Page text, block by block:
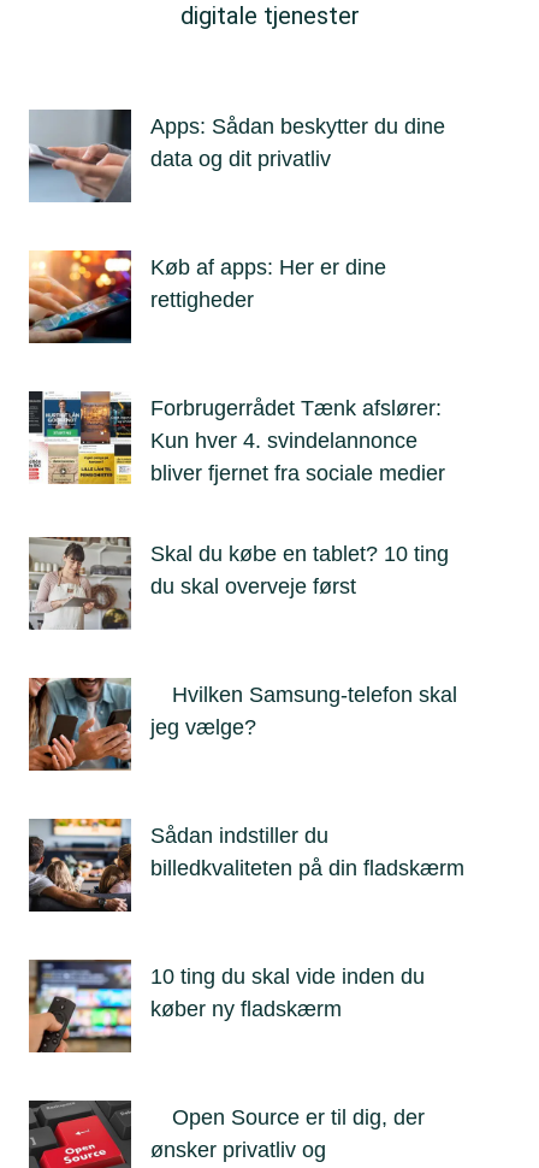
digitale tjenester
Apps: Sådan beskytter du dine
data og dit privatliv
Køb af apps: Her er dine
rettigheder
Forbrugerrådet Tænk afslører:
Kun hver 4. svindelannonce
bliver fjernet fra sociale medier
Skal du købe en tablet? 10 ting
du skal overveje først
Hvilken Samsung-telefon skal
jeg vælge?
Sådan indstiller du
billedkvaliteten på din fladskærm
10 ting du skal vide inden du
køber ny fladskærm
Open Source er til dig, der
ønsker privatliv og